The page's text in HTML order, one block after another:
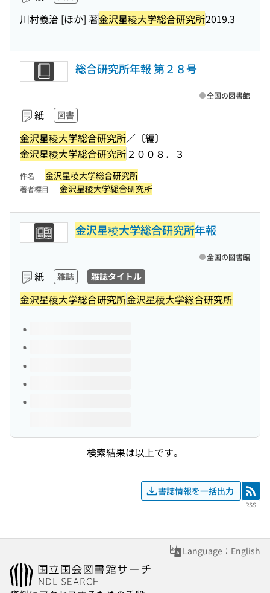
川村義治 [ほか] 著金沢星稜大学総合研究所2019.3
総合研究所年報 第２８号
紙 図書
金沢星稜大学総合研究所／〔編〕
金沢星稜大学総合研究所 ２００８．３
全国の図書館
件名 金沢星稜大学総合研究所
著者標目 金沢星稜大学総合研究所
金沢星稜大学総合研究所年報
紙 雑誌 雑誌タイトル
金沢星稜大学総合研究所金沢星稜大学総合研究所
全国の図書館
このタイトルの巻号
検索結果は以上です。
書誌情報を一括出力 RSS
RSS
Language：English